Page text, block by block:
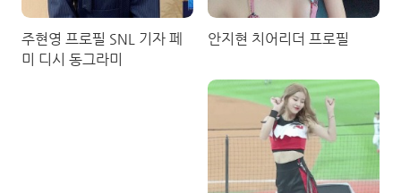
주현영 프로필 SNL 기자 페
미 디시 동그라미
안지현 치어리더 프로필